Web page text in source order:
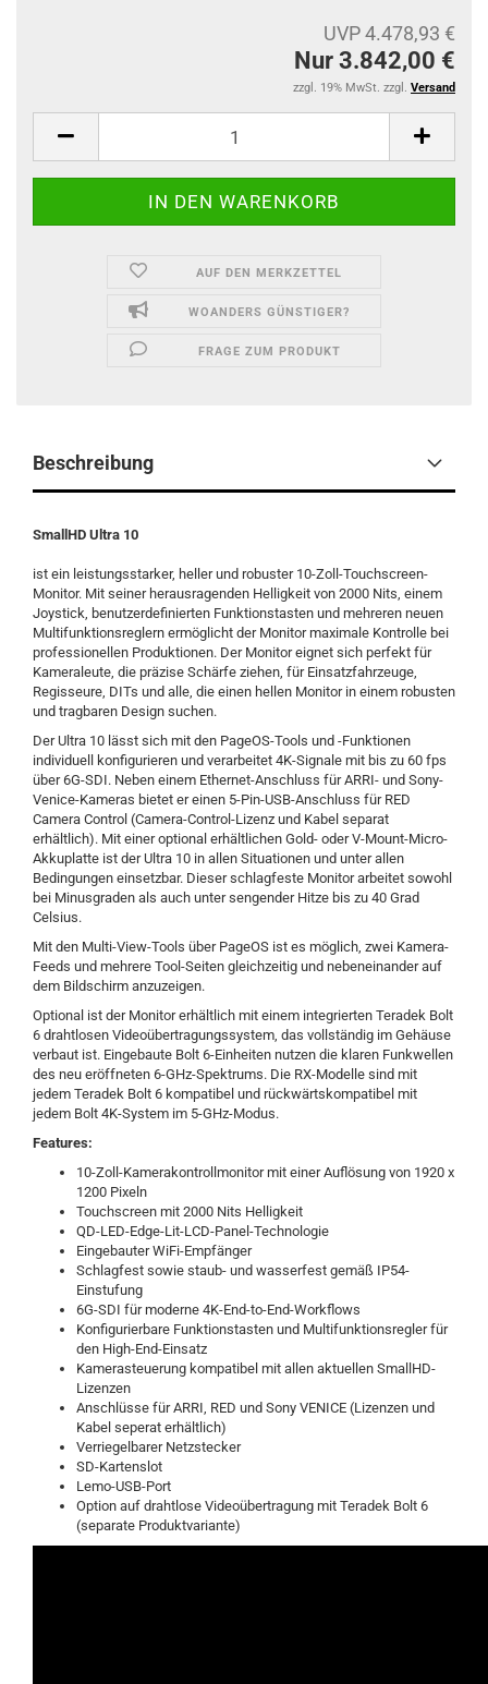
UVP 4.478,93 €
Nur 3.842,00 €
zzgl. 19% MwSt. zzgl. Versand
AUF DEN MERKZETTEL
WOANDERS GÜNSTIGER?
FRAGE ZUM PRODUKT
Beschreibung
SmallHD Ultra 10
ist ein leistungsstarker, heller und robuster 10-Zoll-Touchscreen-
Monitor. Mit seiner herausragenden Helligkeit von 2000 Nits, einem
Joystick, benutzerdefinierten Funktionstasten und mehreren neuen
Multifunktionsreglern ermöglicht der Monitor maximale Kontrolle bei
professionellen Produktionen. Der Monitor eignet sich perfekt für
Kameraleute, die präzise Schärfe ziehen, für Einsatzfahrzeuge,
Regisseure, DITs und alle, die einen hellen Monitor in einem robusten
und tragbaren Design suchen.
Der Ultra 10 lässt sich mit den PageOS-Tools und -Funktionen
individuell konfigurieren und verarbeitet 4K-Signale mit bis zu 60 fps
über 6G-SDI. Neben einem Ethernet-Anschluss für ARRI- und Sony-
Venice-Kameras bietet er einen 5-Pin-USB-Anschluss für RED
Camera Control (Camera-Control-Lizenz und Kabel separat
erhältlich). Mit einer optional erhältlichen Gold- oder V-Mount-Micro-
Akkuplatte ist der Ultra 10 in allen Situationen und unter allen
Bedingungen einsetzbar. Dieser schlagfeste Monitor arbeitet sowohl
bei Minusgraden als auch unter sengender Hitze bis zu 40 Grad
Celsius.
Mit den Multi-View-Tools über PageOS ist es möglich, zwei Kamera-
Feeds und mehrere Tool-Seiten gleichzeitig und nebeneinander auf
dem Bildschirm anzuzeigen.
Optional ist der Monitor erhältlich mit einem integrierten Teradek Bolt
6 drahtlosen Videoübertragungssystem, das vollständig im Gehäuse
verbaut ist. Eingebaute Bolt 6-Einheiten nutzen die klaren Funkwellen
des neu eröffneten 6-GHz-Spektrums. Die RX-Modelle sind mit
jedem Teradek Bolt 6 kompatibel und rückwärtskompatibel mit
jedem Bolt 4K-System im 5-GHz-Modus.
Features:
10-Zoll-Kamerakontrollmonitor mit einer Auflösung von 1920 x
1200 Pixeln
Touchscreen mit 2000 Nits Helligkeit
QD-LED-Edge-Lit-LCD-Panel-Technologie
Eingebauter WiFi-Empfänger
Schlagfest sowie staub- und wasserfest gemäß IP54-
Einstufung
6G-SDI für moderne 4K-End-to-End-Workflows
Konfigurierbare Funktionstasten und Multifunktionsregler für
den High-End-Einsatz
Kamerasteuerung kompatibel mit allen aktuellen SmallHD-
Lizenzen
Anschlüsse für ARRI, RED und Sony VENICE (Lizenzen und
Kabel seperat erhältlich)
Verriegelbarer Netzstecker
SD-Kartenslot
Lemo-USB-Port
Option auf drahtlose Videoübertragung mit Teradek Bolt 6
(separate Produktvariante)